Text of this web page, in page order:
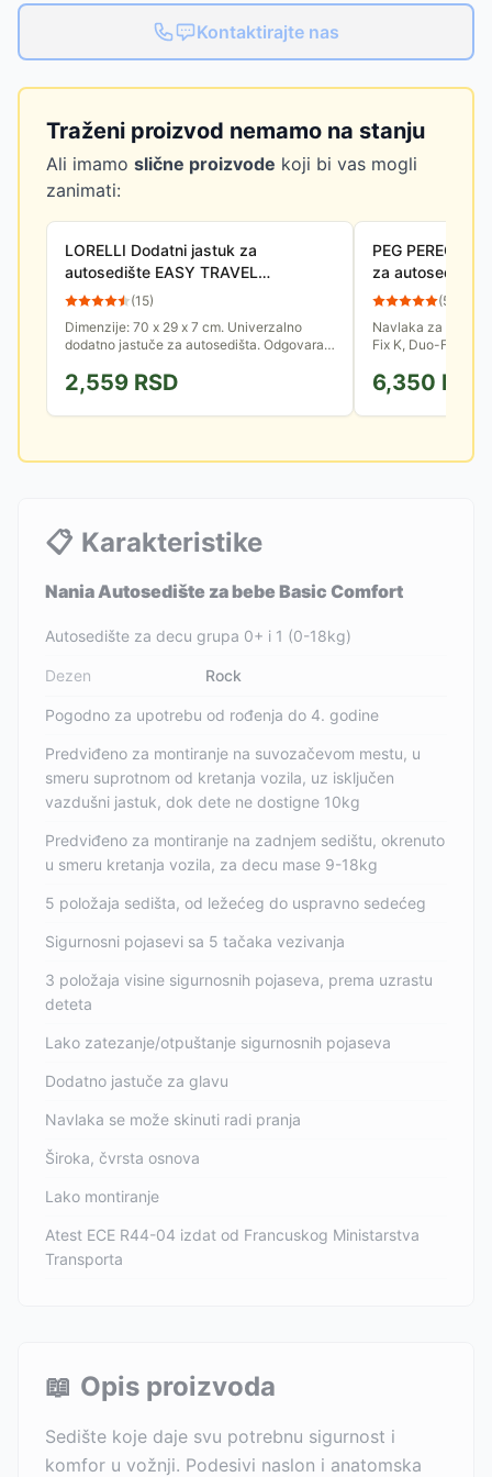
Kontaktirajte nas
Traženi proizvod nemamo na stanju
Ali imamo slične proizvode koji bi vas mogli
zanimati:
LORELLI Dodatni jastuk za
autosedište EASY TRAVEL
20040200000
(15)
Dimenzije: 70 x 29 x 7 cm. Univerzalno
dodatno jastuče za autosedišta. Odgovara
uzrast.
2,559 RSD
PEG PEREGO
za autosedište
Fix/TT/0+1
(55
Navlaka za Peg
Fix K, Duo-Fix TT
6,350 RSD
📋 Karakteristike
Nania Autosedište za bebe Basic Comfort
Autosedište za decu grupa 0+ i 1 (0-18kg)
Dezen Rock
Pogodno za upotrebu od rođenja do 4. godine
Predviđeno za montiranje na suvozačevom mestu, u
smeru suprotnom od kretanja vozila, uz isključen
vazdušni jastuk, dok dete ne dostigne 10kg
Predviđeno za montiranje na zadnjem sedištu, okrenuto
u smeru kretanja vozila, za decu mase 9-18kg
5 položaja sedišta, od ležećeg do uspravno sedećeg
Sigurnosni pojasevi sa 5 tačaka vezivanja
3 položaja visine sigurnosnih pojaseva, prema uzrastu
deteta
Lako zatezanje/otpuštanje sigurnosnih pojaseva
Dodatno jastuče za glavu
Navlaka se može skinuti radi pranja
Široka, čvrsta osnova
Lako montiranje
Atest ECE R44-04 izdat od Francuskog Ministarstva
Transporta
📖 Opis proizvoda
Sedište koje daje svu potrebnu sigurnost i
komfor u vožnji. Podesivi naslon i anatomska